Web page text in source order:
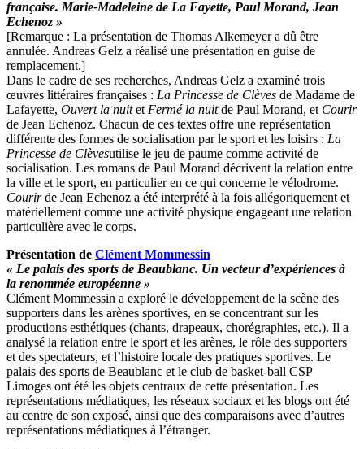
française. Marie-Madeleine de La Fayette, Paul Morand, Jean
Echenoz »
[Remarque : La présentation de Thomas Alkemeyer a dû être
annulée. Andreas Gelz a réalisé une présentation en guise de
remplacement.]
Dans le cadre de ses recherches, Andreas Gelz a examiné trois
œuvres littéraires françaises : La Princesse de Clèves de Madame de
Lafayette, Ouvert la nuitet Fermé la nuitde Paul Morand, et Courir
de Jean Echenoz. Chacun de ces textes offre une représentation
différente des formes de socialisation par le sport et les loisirs : La
Princesse de Clèvesutilise le jeu de paume comme activité de
socialisation. Les romans de Paul Morand décrivent la relation entre
la ville et le sport, en particulier en ce qui concerne le vélodrome.
Courirde Jean Echenoz a été interprété à la fois allégoriquement et
matériellement comme une activité physique engageant une relation
particulière avec le corps.
Présentation de Clément Mommessin
« Le palais des sports de Beaublanc. Un vecteur d’expériences à
la renommée européenne »
Clément Mommessin a exploré le développement de la scène des
supporters dans les arènes sportives, en se concentrant sur les
productions esthétiques (chants, drapeaux, chorégraphies, etc.). Il a
analysé la relation entre le sport et les arènes, le rôle des supporters
et des spectateurs, et l’histoire locale des pratiques sportives. Le
palais des sports de Beaublanc et le club de basket-ball CSP
Limoges ont été les objets centraux de cette présentation. Les
représentations médiatiques, les réseaux sociaux et les blogs ont été
au centre de son exposé, ainsi que des comparaisons avec d’autres
représentations médiatiques à l’étranger.